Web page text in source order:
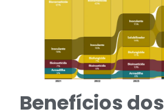
Benefícios dos